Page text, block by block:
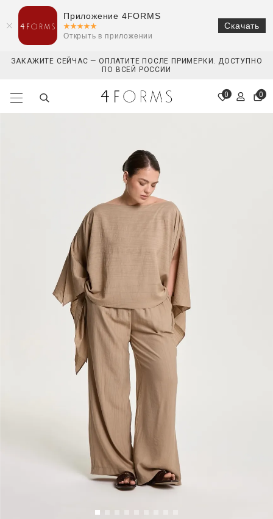
ЗАКАЖИТЕ СЕЙЧАС — ОПЛАТИТЕ ПОСЛЕ ПРИМЕРКИ. ДОСТУПНО
ПО ВСЕЙ РОССИИ
0 0
Приложение 4FORMS
Открыть в приложении
Скачать